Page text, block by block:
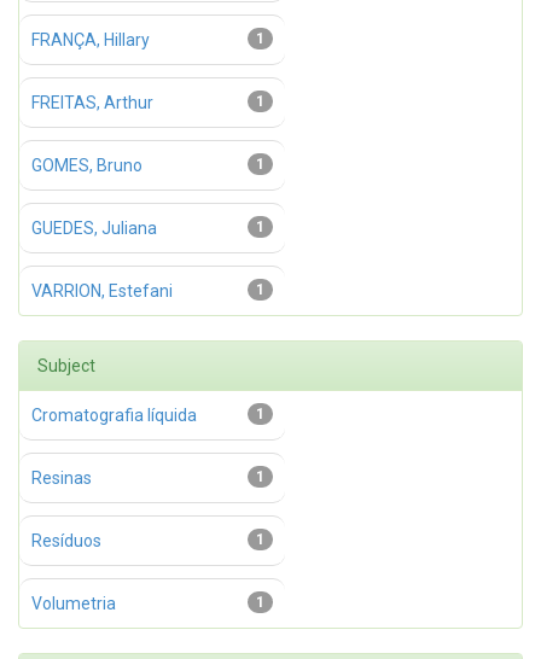
1
FRANÇA, Hillary
1
FREITAS, Arthur
1
GOMES, Bruno
1
GUEDES, Juliana
1
VARRION, Estefani
Subject
1
Cromatografia líquida
1
Resinas
1
Resíduos
1
Volumetria